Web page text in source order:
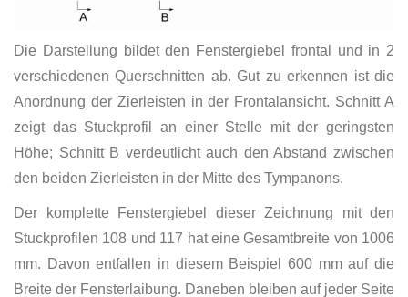
Die Darstellung bildet den Fenstergiebel frontal und in 2
verschiedenen Querschnitten ab. Gut zu erkennen ist die
Anordnung der Zierleisten in der Frontalansicht. Schnitt A
zeigt das Stuckprofil an einer Stelle mit der geringsten
Höhe; Schnitt B verdeutlicht auch den Abstand zwischen
den beiden Zierleisten in der Mitte des Tympanons.
Der komplette Fenstergiebel dieser Zeichnung mit den
Stuckprofilen 108 und 117 hat eine Gesamtbreite von 1006
mm. Davon entfallen in diesem Beispiel 600 mm auf die
Breite der Fensterlaibung. Daneben bleiben auf jeder Seite